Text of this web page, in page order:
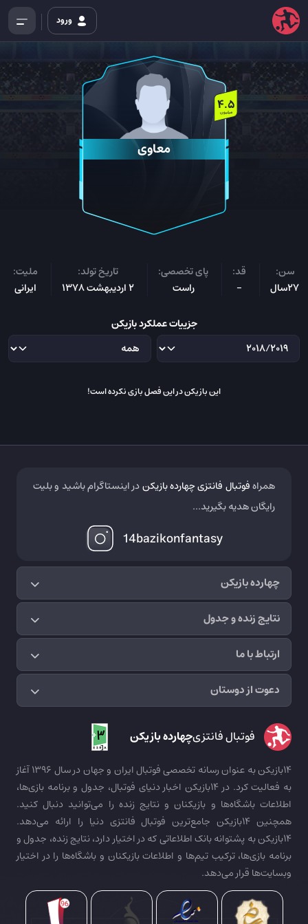
ورود
معاوی
4.5
میلیون
سن:
27سال
قد:
-
پای تخصصی:
راست
تاریخ تولد:
2 اردیبهشت 1378
ملیت:
ایرانی
جزییات عملکرد بازیکن
این بازیکن در این فصل بازی نکرده است!
چهارده بازیکن
نتایج زنده و جدول
ارتباط با ما
دعوت از دوستان
همراهفوتبال فانتزی چهارده بازیکندر اینستاگرام باشید و بلیت
رایگان هدیه بگیرید...
14bazikonfantasy
فوتبال فانتزیچهارده بازیکن
14بازیکن به عنوان رسانه تخصصی فوتبال ایران و جهان در سال 1396 آغاز
به فعالیت کرد. در 14بازیکن اخبار دنیای فوتبال، جدول و برنامه بازی‌ها،
اطلاعات باشگاه‌ها و بازیکنان و نتایج زنده را می‌توانید دنبال کنید.
همچنین 14بازیکن جامع‌ترین فوتبال فانتزی دنیا را ارائه می‌دهد.
14بازیکن به پشتوانه بانک اطلاعاتی که در اختیار دارد، نتایج زنده، جدول و
برنامه بازی‌ها، ترکیب تیم‌ها و اطلاعات بازیکنان و باشگاه‌ها را در اختیار
وبسایت‌ها قرار می‌دهد.